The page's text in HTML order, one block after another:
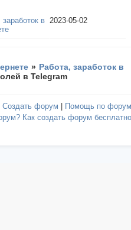
заработок в 2023-05-02
» Работа, заработок в
в Telegram
Создать форум Помощь по